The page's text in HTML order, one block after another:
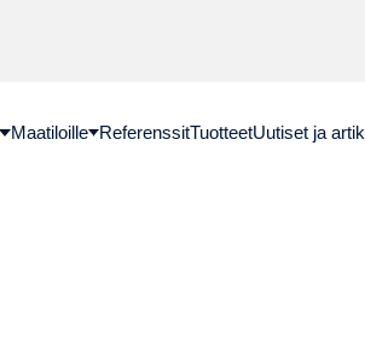
Maatiloille ReferenssitTuotteetUutiset ja